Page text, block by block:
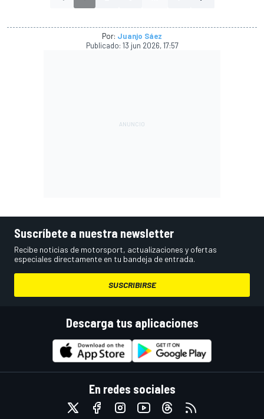
Por: Juanjo Sáez
Publicado: 13 jun 2026, 17:57
Suscríbete a nuestra newsletter
Recibe noticias de motorsport, actualizaciones y ofertas
especiales directamente en tu bandeja de entrada.
SUSCRIBIRSE
Descarga tus aplicaciones
En redes sociales